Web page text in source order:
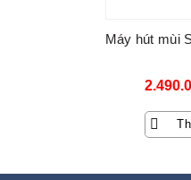
Máy hút mùi